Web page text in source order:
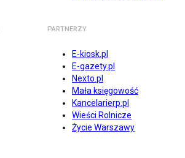
PARTNERZY
E-kiosk.pl
E-gazety.pl
Nexto.pl
Mała księgowość
Kancelarierp.pl
Wieści Rolnicze
Życie Warszawy